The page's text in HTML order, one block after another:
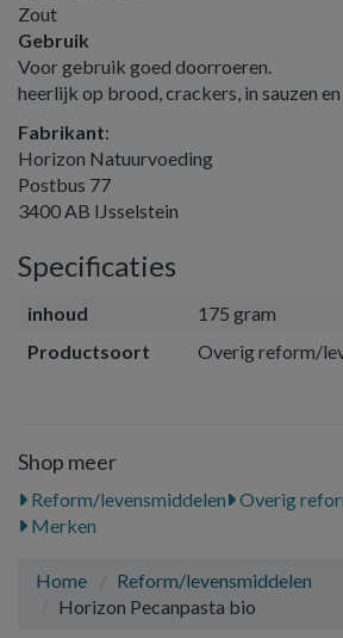
Zout
Gebruik
Voor gebruik goed doorroeren.
heerlijk op brood, crackers, in sauzen
Fabrikant:
Horizon Natuurvoeding
Postbus 77
3400 AB IJsselstein
Specificaties
inhoud
175 gram
Productsoort
Overig reform/
Shop meer
Reform/levensmiddelen
Overig
Merken
Home
Reform/levensmiddelen
Horizon Pecanpasta bio